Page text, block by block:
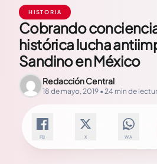
HISTORIA
Cobrando
histórica lucha
Sandino en México
Redacción Central
18 de mayo, 2019 • 24 min de
FB X WA